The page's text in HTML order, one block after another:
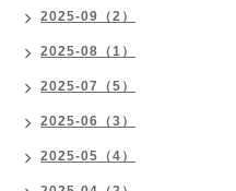
2025-09（2）
2025-08（1）
2025-07（5）
2025-06（3）
2025-05（4）